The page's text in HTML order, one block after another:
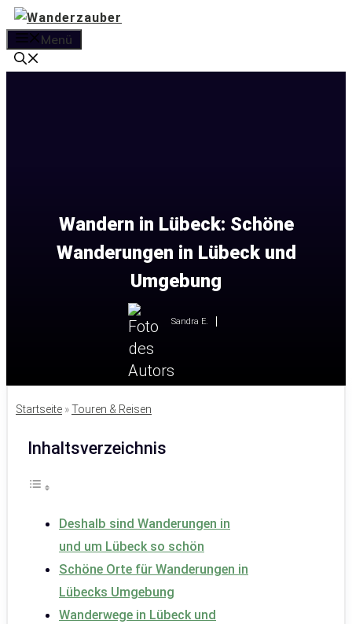
Zum
Inhalt
springen
Menü
Wandern in Lübeck: Schöne
Wanderungen in Lübeck und
Umgebung
Sandra E.
Startseite »Touren & Reisen
Inhaltsverzeichnis
Deshalb sind Wanderungen in
und um Lübeck so schön
Schöne Orte für Wanderungen in
Lübecks Umgebung
Wanderwege in Lübeck und